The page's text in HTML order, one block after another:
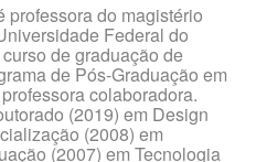
professora do magistério
Federal do
de graduação de
de Pós-Graduação em
colaboradora.
(2019) em Design
(2008) em
(2007) em Tecnologia